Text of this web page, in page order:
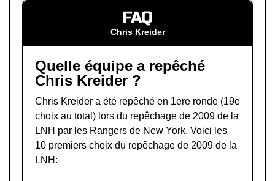
FAQ
Chris Kreider
Quelle équipe a repêché
Chris Kreider ?
Chris Kreider a été repêché en 1ère ronde (19e
choix au total) lors du repêchage de 2009 de la
LNH par les Rangers de New York. Voici les
10 premiers choix du repêchage de 2009 de la
LNH: